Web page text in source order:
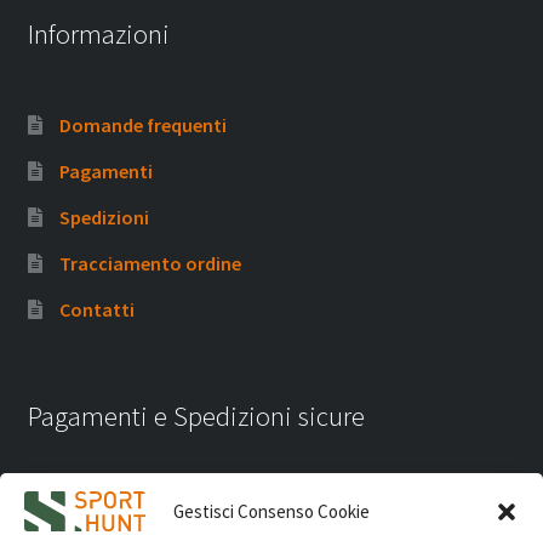
Gestisci Consenso Cookie
Informazioni
Domande frequenti
Pagamenti
Spedizioni
Tracciamento ordine
Contatti
Pagamenti e Spedizioni sicure